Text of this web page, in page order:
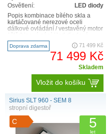
Osvětlení:
LED diody
Popis kombinace bílého skla a
kartáčované nerezové oceli
dálkové ovládání / vestavěný motor
pásky – regulace int..
Doprava zdarma 71 499 Kč
71 499 Kč
Skladem
Vložit do košíku
Sirius SLT 960 - SEM 8
stropní digestoř
C 5
let